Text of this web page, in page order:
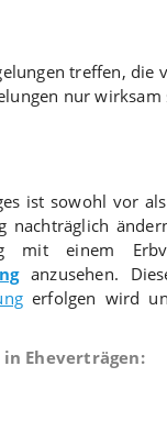
treffen,
nur
ist sowohl vor
nachträglich
mit einem
anzusehen.
erfolgen wird
Eheverträgen: